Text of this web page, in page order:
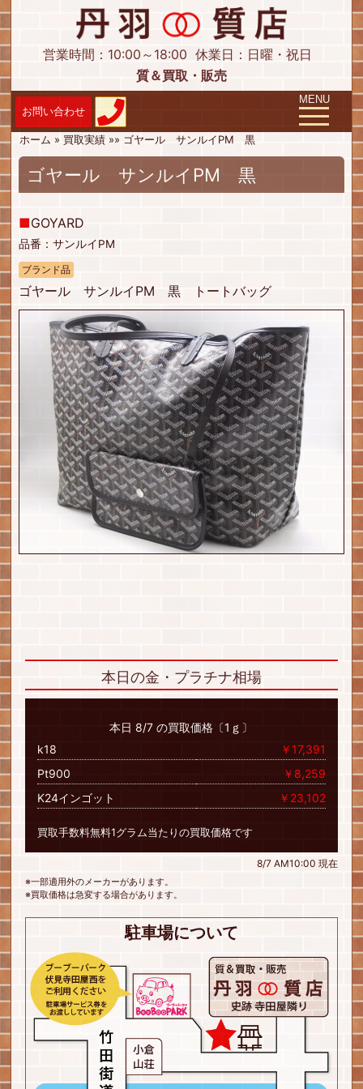
営業時間：10:00～18:00 休業日：日曜・祝日
質＆買取・販売
Toggle
MENU
ホーム » 買取実績 »» ゴヤール サンルイPM 黒
ゴヤール サンルイPM 黒
■GOYARD
品番：サンルイPM
ブランド品
ゴヤール サンルイPM 黒 トートバッグ
本日の金・プラチナ相場
本日 8/7 の買取価格〔1ｇ〕
k18
￥17,391
Pt900
￥8,259
K24インゴット
￥23,102
買取手数料無料1グラム当たりの買取価格です
8/7 AM10:00 現在
※一部適用外のメーカーがあります。
※買取価格は急変する場合があります。
駐車場について